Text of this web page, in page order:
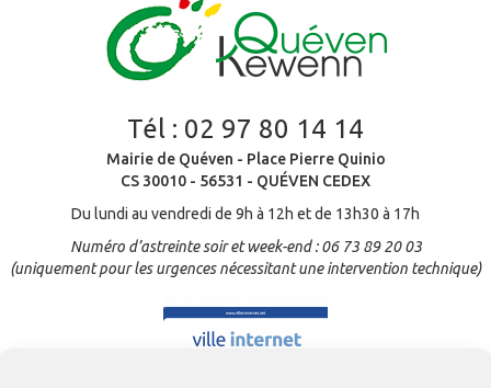
Tél : 02 97 80 14 14
Mairie de Quéven - Place Pierre Quinio
CS 30010 - 56531 - QUÉVEN CEDEX
Du lundi au vendredi de 9h à 12h et de 13h30 à 17h
Numéro d’astreinte soir et week-end : 06 73 89 20 03
(uniquement pour les urgences nécessitant une intervention technique)